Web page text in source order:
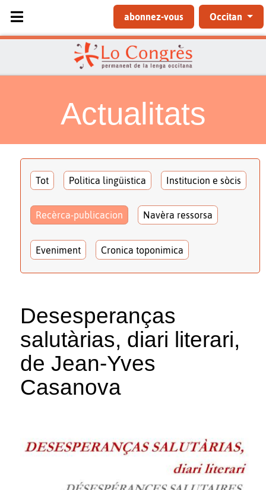
Sélectionnez votre langue
abonnez-vous Occitan
Actualitats
Tot Politica lingüistica Institucion e sòcis
Recèrca-publicacion Navèra ressorsa
Eveniment Cronica toponimica
Desesperanças
salutàrias, diari literari,
de Jean-Yves
Casanova